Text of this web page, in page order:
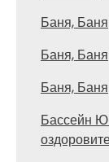
Баня, Баня
Баня, Баня
Баня, Баня
Бассейн